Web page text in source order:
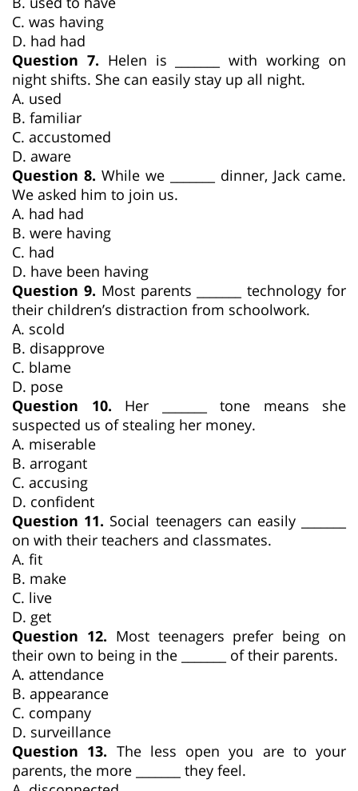
C. was having
D. had had
Question 7. Helen is _______ with working on
night shifts. She can easily stay up all night.
A. used
B. familiar
C. accustomed
D. aware
Question 8. While we _______ dinner, Jack came.
We asked him to join us.
A. had had
B. were having
C. had
D. have been having
Question 9. Most parents _______ technology for
their children’s distraction from schoolwork.
A. scold
B. disapprove
C. blame
D. pose
Question 10. Her _______ tone means she
suspected us of stealing her money.
A. miserable
B. arrogant
C. accusing
D. confident
Question 11. Social teenagers can easily _______
on with their teachers and classmates.
A. fit
B. make
C. live
D. get
Question 12. Most teenagers prefer being on
their own to being in the _______ of their parents.
A. attendance
B. appearance
C. company
D. surveillance
Question 13. The less open you are to your
parents, the more _______ they feel.